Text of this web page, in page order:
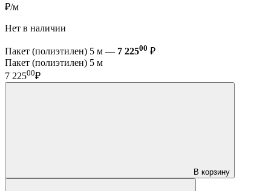
₽/м
Нет в наличии
Пакет (полиэтилен) 5 м — 7 22500 ₽
Пакет (полиэтилен) 5 м
7 22500₽
В корзину